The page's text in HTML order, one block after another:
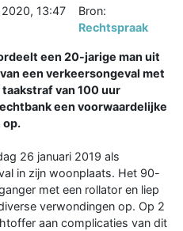
13:47
Bron:
Rechtspraak
een 20-jarige man uit
een verkeersongeval met
van 100 uur
een voorwaardelijke
op.
26 januari 2019 als
in zijn woonplaats. Het 90-
met een rollator en liep
verwondingen op. Op 2
aan complicaties van dit